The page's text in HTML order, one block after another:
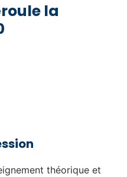
la
théorique et